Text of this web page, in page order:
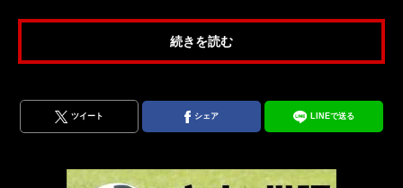
続きを読む
ツイート シェア LINEで送る